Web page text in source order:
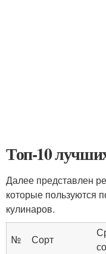
Топ-10
Далее представлен
которые пользуются
кулинаров.
№ Сорт